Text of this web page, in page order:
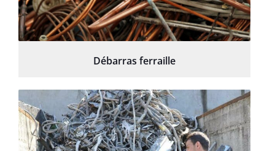
Débarras ferraille